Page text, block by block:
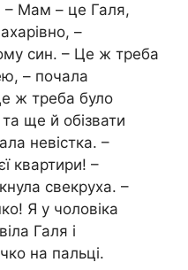
– Мам – це Галя,
–
син. – Це ж треба
– почала
ж треба було
ще й обізвати
невістка. –
квартири! –
свекруха. –
Я у чоловіка
Галя і
на пальці.